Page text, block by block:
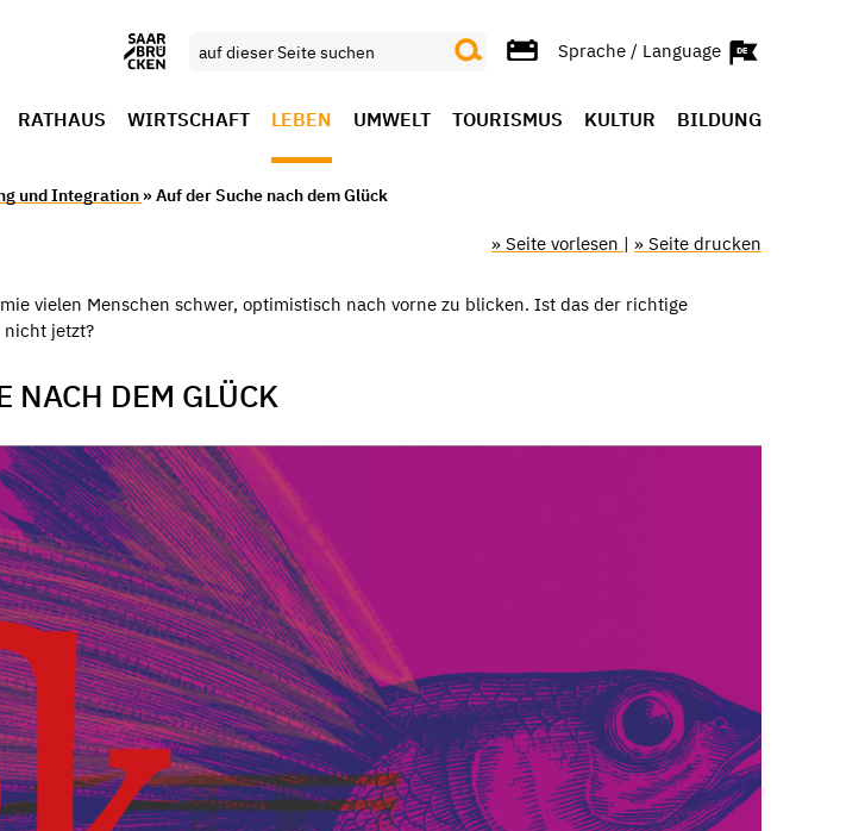
Sprache / Language
RATHAUS WIRTSCHAFT LEBEN UMWELT TOURISMUS KULTUR BILDUNG
und Integration » Auf der Suche nach dem Glück
» Seite vorlesen | » Seite drucken
vielen Menschen schwer, optimistisch nach vorne zu blicken. Ist das der richtige
nicht jetzt?
NACH DEM GLÜCK